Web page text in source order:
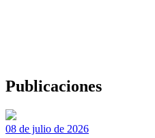
Publicaciones
08 de julio de 2026